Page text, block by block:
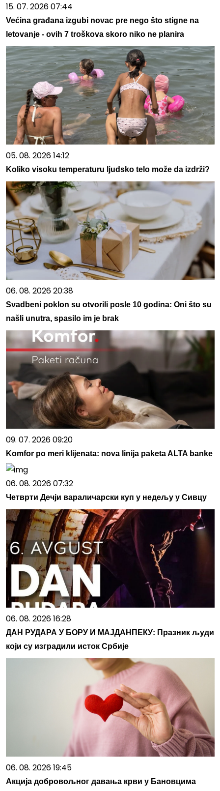
15. 07. 2026 07:44
Većina građana izgubi novac pre nego što stigne na
letovanje - ovih 7 troškova skoro niko ne planira
05. 08. 2026 14:12
Koliko visoku temperaturu ljudsko telo može da izdrži?
06. 08. 2026 20:38
Svadbeni poklon su otvorili posle 10 godina: Oni što su
našli unutra, spasilo im je brak
09. 07. 2026 09:20
Komfor po meri klijenata: nova linija paketa ALTA banke
06. 08. 2026 07:32
Четврти Дечји вараличарски куп у недељу у Сивцу
06. 08. 2026 16:28
ДАН РУДАРА У БОРУ И МАЈДАНПЕКУ: Празник људи
који су изградили исток Србије
06. 08. 2026 19:45
Акција добровољног давања крви у Бановцима